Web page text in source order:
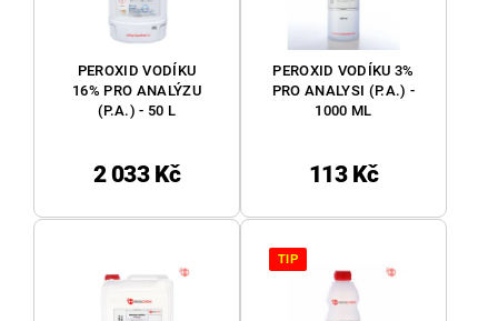
PEROXID VODÍKU
16% PRO ANALÝZU
(P.A.) - 50 L
2 033 Kč
PEROXID VODÍKU 3%
PRO ANALYSI (P.A.) -
1000 ML
113 Kč
TIP